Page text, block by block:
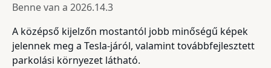
Benne van a 2026.14.3
A középső kijelzőn mostantól jobb minőségű képek
jelennek meg a Tesla-járól, valamint továbbfejlesztett
parkolási környezet látható.